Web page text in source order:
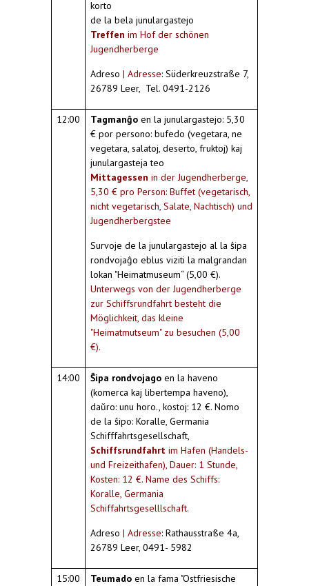
korto
de la bela junulargastejo
Treffen im Hof der schönen
Jugendherberge
Adreso | Adresse: Süderkreuzstraße 7,
26789 Leer, Tel. 0491-2126
12:00 Tagmanĝo en la junulargastejo: 5,30
€ por persono: bufedo (vegetara, ne
vegetara, salatoj, deserto, fruktoj) kaj
junulargasteja teo
Mittagessen in der Jugendherberge,
5,30 € pro Person: Buffet (vegetarisch,
nicht vegetarisch, Salate, Nachtisch) und
Jugendherbergstee
Survoje de la junulargastejo al la ŝipa
rondvojaĝo eblus viziti la malgrandan
lokan "Heimatmuseum“ (5,00 €).
Unterwegs von der Jugendherberge
zur Schiffsrundfahrt besteht die
Möglichkeit, das kleine
"Heimatmutseum" zu besuchen (5,00
€).
14:00 Ŝipa rondvojago en la haveno
(komerca kaj libertempa haveno),
daŭro: unu horo., kostoj: 12 €. Nomo
de la ŝipo: Koralle, Germania
Schifffahrtsgesellschaft,
Schiffsrundfahrt im Hafen (Handels-
und Freizeithafen), Dauer: 1 Stunde,
Kosten: 12 €. Name des Schiffs:
Koralle, Germania
Schiffahrtsgeselllschaft.
Adreso | Adresse: Rathausstraße 4a,
26789 Leer, 0491- 5982
15:00 Teumadoen la fama "Ostfriesische